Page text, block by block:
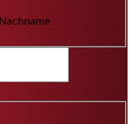
Nachname